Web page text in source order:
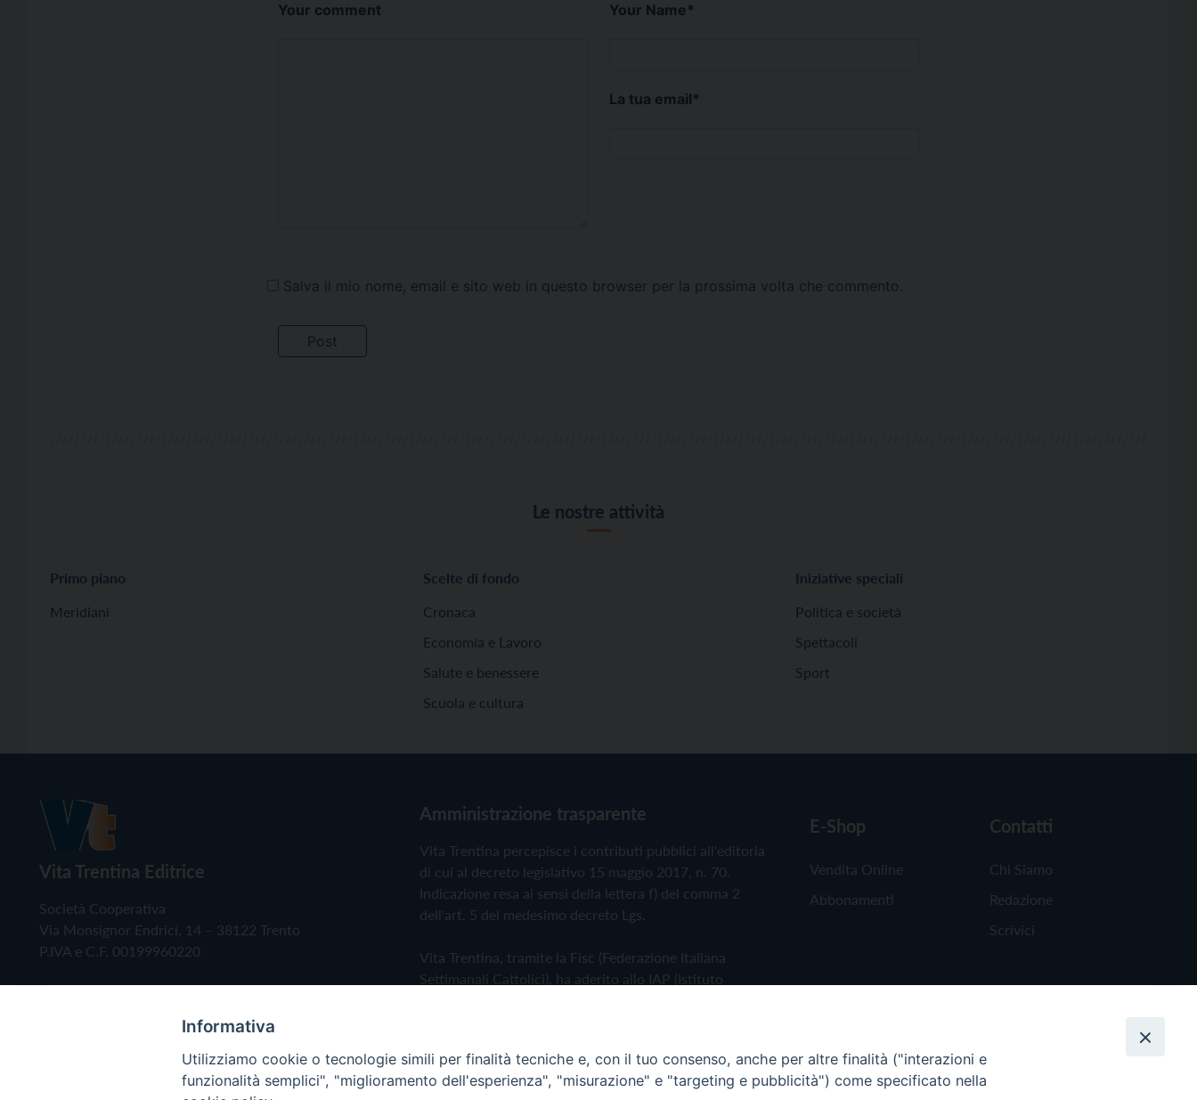
Your comment Your Name*
La tua email*
Salva il mio nome, email e sito web in questo browser per la prossima volta che commento.
Le nostre attività
Primo piano
Meridiani
Scelte di fondo
Cronaca
Economia e Lavoro
Salute e benessere
Scuola e cultura
Iniziative speciali
Politica e società
Spettacoli
Sport
Vita Trentina Editrice
Società Cooperativa
Via Monsignor Endrici, 14 – 38122 Trento
P.IVA e C.F. 00199960220
Amministrazione trasparente
Vita Trentina percepisce i contributi pubblici all'editoria
di cui al decreto legislativo 15 maggio 2017, n. 70.
Indicazione resa ai sensi della lettera f) del comma 2
dell'art. 5 del medesimo decreto Lgs.
Vita Trentina, tramite la Fisc (Federazione Italiana
Settimanali Cattolici), ha aderito allo IAP (Istituto
Privacy Policy Cookie Policy
E-Shop
Vendita Online
Abbonamenti
Contatti
Chi Siamo
Redazione
Scrivici
Informativa
Utilizziamo cookie o tecnologie simili per finalità tecniche e, con il tuo consenso, anche per altre finalità ("interazioni e
funzionalità semplici", "miglioramento dell'esperienza", "misurazione" e "targeting e pubblicità") come specificato nella